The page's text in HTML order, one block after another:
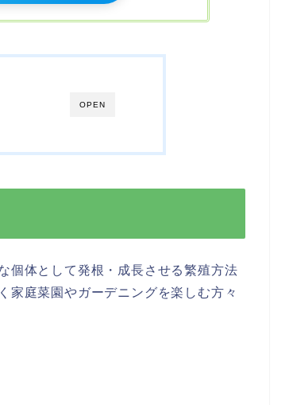
OPEN
個体として発根・成長させる繁殖方法
家庭菜園やガーデニングを楽しむ方々